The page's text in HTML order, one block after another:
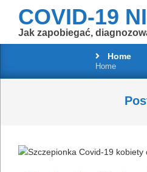
content
COVID-19
Jak zapobiegać,
Home
Home